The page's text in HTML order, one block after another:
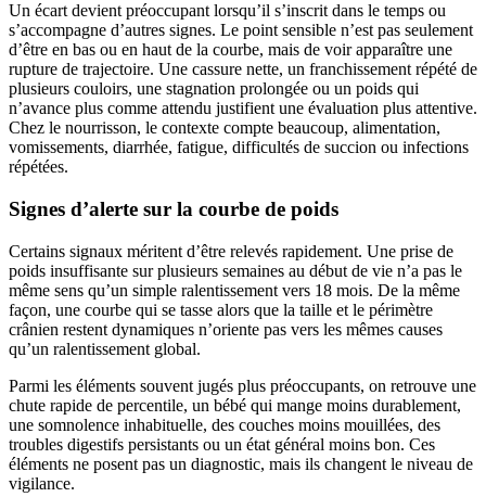
Un écart devient préoccupant lorsqu’il s’inscrit dans le temps ou
s’accompagne d’autres signes. Le point sensible n’est pas seulement
d’être en bas ou en haut de la courbe, mais de voir apparaître une
rupture de trajectoire. Une cassure nette, un franchissement répété de
plusieurs couloirs, une stagnation prolongée ou un poids qui
n’avance plus comme attendu justifient une évaluation plus attentive.
Chez le nourrisson, le contexte compte beaucoup, alimentation,
vomissements, diarrhée, fatigue, difficultés de succion ou infections
répétées.
Signes d’alerte sur la courbe de poids
Certains signaux méritent d’être relevés rapidement. Une prise de
poids insuffisante sur plusieurs semaines au début de vie n’a pas le
même sens qu’un simple ralentissement vers 18 mois. De la même
façon, une courbe qui se tasse alors que la taille et le périmètre
crânien restent dynamiques n’oriente pas vers les mêmes causes
qu’un ralentissement global.
Parmi les éléments souvent jugés plus préoccupants, on retrouve une
chute rapide de percentile, un bébé qui mange moins durablement,
une somnolence inhabituelle, des couches moins mouillées, des
troubles digestifs persistants ou un état général moins bon. Ces
éléments ne posent pas un diagnostic, mais ils changent le niveau de
vigilance.